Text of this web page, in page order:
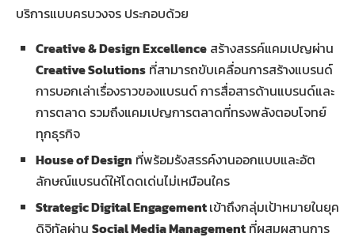
บริการแบบครบวงจร ประกอบด้วย
Creative & Design Excellence สร้างสรรค์แคมเปญผ่าน
Creative Solutions ที่สามารถขับเคลื่อนการสร้างแบรนด์
การบอกเล่าเรื่องราวของแบรนด์ การสื่อสารด้านแบรนด์และ
การตลาด รวมถึงแคมเปญการตลาดที่ทรงพลังตอบโจทย์
ทุกธุรกิจ
House of Design ที่พร้อมรังสรรค์งานออกแบบและอัต
ลักษณ์แบรนด์ให้โดดเด่นไม่เหมือนใคร
Strategic Digital Engagementเข้าถึงกลุ่มเป้าหมายในยุค
ดิจิทัลผ่าน Social Media Management ที่ผสมผสานการ